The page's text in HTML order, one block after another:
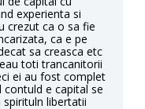
experienta si
crezut ca o sa fie
ca e pe
sa creasca etc
toti trancanitorii
ei au fost complet
contuld e capital se
libertatii